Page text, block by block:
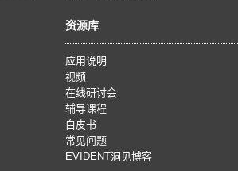
资源库
应用说明
视频
在线研讨会
辅导课程
白皮书
常见问题
EVIDENT洞见博客